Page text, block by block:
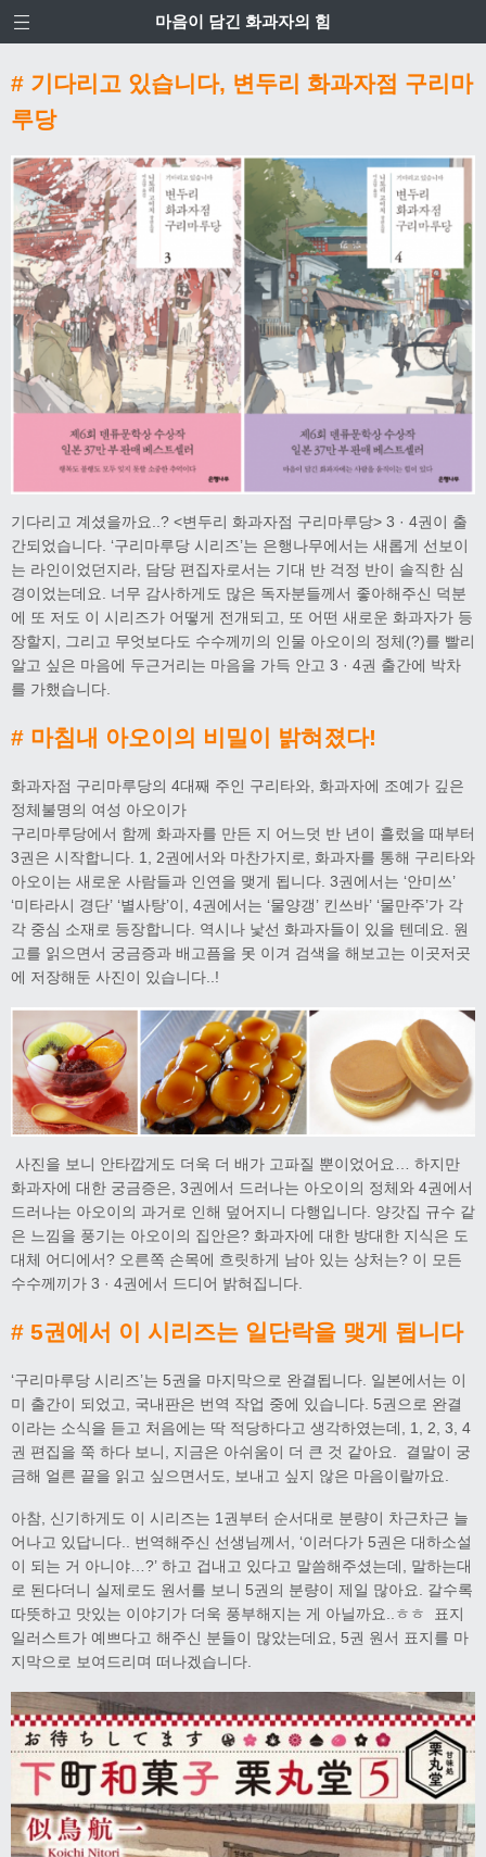
마음이 담긴 화과자의 힘
# 기다리고 있습니다, 변두리 화과자점 구리마
루당
기다리고 계셨을까요..? <변두리 화과자점 구리마루당> 3 · 4권이 출
간되었습니다. ‘구리마루당 시리즈’는 은행나무에서는 새롭게 선보이
는 라인이었던지라, 담당 편집자로서는 기대 반 걱정 반이 솔직한 심
경이었는데요. 너무 감사하게도 많은 독자분들께서 좋아해주신 덕분
에 또 저도 이 시리즈가 어떻게 전개되고, 또 어떤 새로운 화과자가 등
장할지, 그리고 무엇보다도 수수께끼의 인물 아오이의 정체(?)를 빨리
알고 싶은 마음에 두근거리는 마음을 가득 안고 3 · 4권 출간에 박차
를 가했습니다.
# 마침내 아오이의 비밀이 밝혀졌다!
화과자점 구리마루당의 4대째 주인 구리타와, 화과자에 조예가 깊은
정체불명의 여성 아오이가
구리마루당에서 함께 화과자를 만든 지 어느덧 반 년이 흘렀을 때부터
3권은 시작합니다. 1, 2권에서와 마찬가지로, 화과자를 통해 구리타와
아오이는 새로운 사람들과 인연을 맺게 됩니다. 3권에서는 ‘안미쓰’
‘미타라시 경단’ ‘별사탕’이, 4권에서는 ‘물양갱’ 킨쓰바’ ‘물만주’가 각
각 중심 소재로 등장합니다. 역시나 낯선 화과자들이 있을 텐데요. 원
고를 읽으면서 궁금증과 배고픔을 못 이겨 검색을 해보고는 이곳저곳
에 저장해둔 사진이 있습니다..!
사진을 보니 안타깝게도 더욱 더 배가 고파질 뿐이었어요… 하지만
화과자에 대한 궁금증은, 3권에서 드러나는 아오이의 정체와 4권에서
드러나는 아오이의 과거로 인해 덮어지니 다행입니다. 양갓집 규수 같
은 느낌을 풍기는 아오이의 집안은? 화과자에 대한 방대한 지식은 도
대체 어디에서? 오른쪽 손목에 흐릿하게 남아 있는 상처는? 이 모든
수수께끼가 3 · 4권에서 드디어 밝혀집니다.
# 5권에서 이 시리즈는 일단락을 맺게 됩니다
‘구리마루당 시리즈’는 5권을 마지막으로 완결됩니다. 일본에서는 이
미 출간이 되었고, 국내판은 번역 작업 중에 있습니다. 5권으로 완결
이라는 소식을 듣고 처음에는 딱 적당하다고 생각하였는데, 1, 2, 3, 4
권 편집을 쭉 하다 보니, 지금은 아쉬움이 더 큰 것 같아요. 결말이 궁
금해 얼른 끝을 읽고 싶으면서도, 보내고 싶지 않은 마음이랄까요.
아참, 신기하게도 이 시리즈는 1권부터 순서대로 분량이 차근차근 늘
어나고 있답니다.. 번역해주신 선생님께서, ‘이러다가 5권은 대하소설
이 되는 거 아니야…?’ 하고 겁내고 있다고 말씀해주셨는데, 말하는대
로 된다더니 실제로도 원서를 보니 5권의 분량이 제일 많아요. 갈수록
따뜻하고 맛있는 이야기가 더욱 풍부해지는 게 아닐까요..ㅎㅎ 표지
일러스트가 예쁘다고 해주신 분들이 많았는데요, 5권 원서 표지를 마
지막으로 보여드리며 떠나겠습니다.